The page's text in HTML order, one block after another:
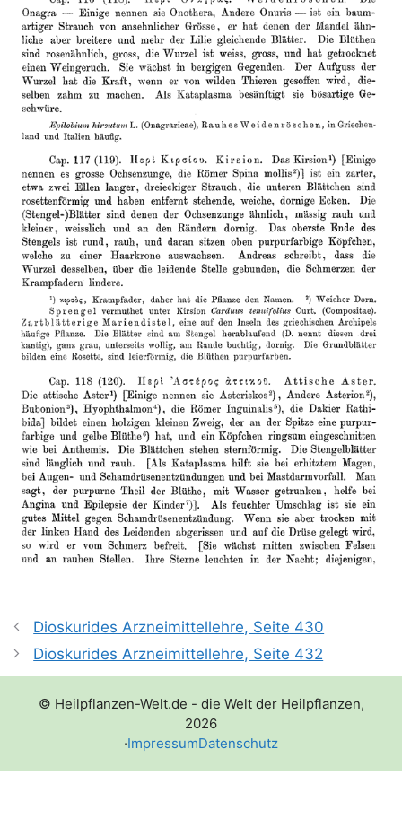
Dioskurides Arzneimittellehre, Seite 430
Dioskurides Arzneimittellehre, Seite 432
© Heilpflanzen-Welt.de - die Welt der Heilpflanzen,
2026
·ImpressumDatenschutz